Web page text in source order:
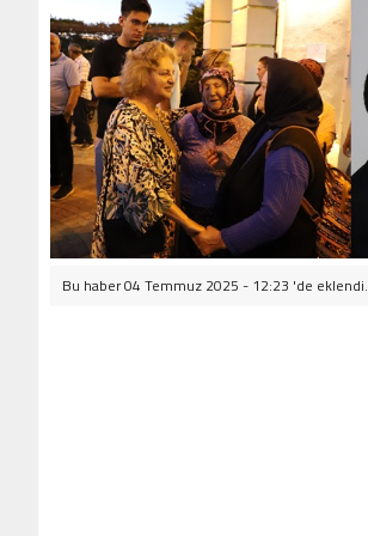
Bu haber 04 Temmuz 2025 - 12:23 'de eklendi.